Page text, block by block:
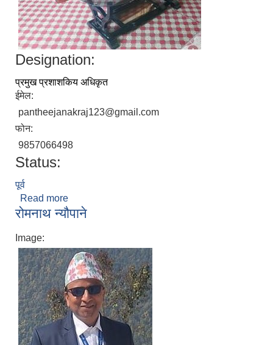
Designation:
प्रमुख प्रशाशकिय अधिकृत
ईमेल:
pantheejanakraj123@gmail.com
फोन:
9857066498
Status:
पूर्व
Read more
रोमनाथ न्यौपाने
Image: